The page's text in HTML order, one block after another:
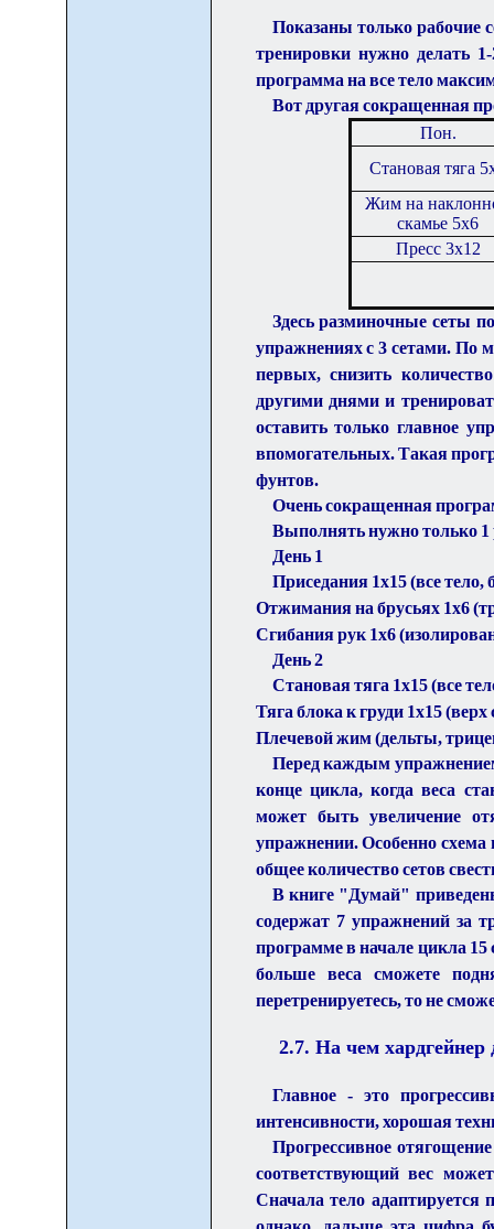
Показаны только рабочие
тренировки нужно делать
программа на все тело
Вот другая сокращенная
Пон.
Становая тяга
Жим на
скамье 5х6
Пресс 3х12
Здесь разминочные сеты
упражнениях с 3 сетами. По
первых, снизить
другими днями и
оставить только главное
впомогательных. Такая
фунтов.
Очень сокращенная
Выполнять нужно только 1
День 1
Приседания 1х15 (все тело,
Отжимания на брусьях 1х6
Сгибания рук 1х6
День 2
Становая тяга 1х15 (все
Тяга блока к груди 1х15
Плечевой жим (дельты,
Перед каждым
конце цикла, когда веса
может быть увеличение
упражнении. Особенно схема
общее количество сетов
В книге "Думай"
содержат 7 упражнений за
программе в начале цикла
больше веса сможете
перетренируетесь, то не
2.7. На чем хардгейнер
Главное - это
интенсивности, хорошая
Прогрессивное
соответствующий вес
Сначала тело